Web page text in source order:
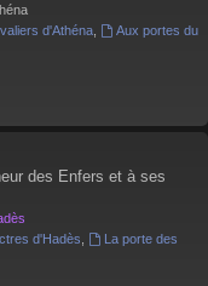
d'Athéna,
Aux portes du
des Enfers et à ses
d'Hadès
La porte des